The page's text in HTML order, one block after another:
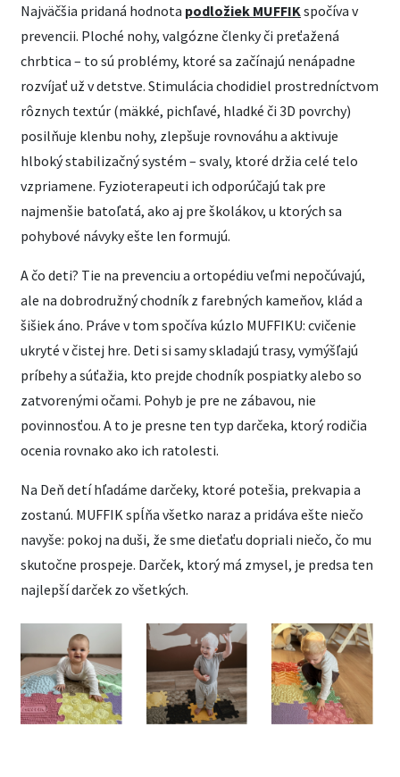
Najväčšia pridaná hodnota podložiek MUFFIK spočíva v
prevencii. Ploché nohy, valgózne členky či preťažená
chrbtica – to sú problémy, ktoré sa začínajú nenápadne
rozvíjať už v detstve. Stimulácia chodidiel prostredníctvom
rôznych textúr (mäkké, pichľavé, hladké či 3D povrchy)
posilňuje klenbu nohy, zlepšuje rovnováhu a aktivuje
hlboký stabilizačný systém – svaly, ktoré držia celé telo
vzpriamene. Fyzioterapeuti ich odporúčajú tak pre
najmenšie batoľatá, ako aj pre školákov, u ktorých sa
pohybové návyky ešte len formujú.
A čo deti? Tie na prevenciu a ortopédiu veľmi nepočúvajú,
ale na dobrodružný chodník z farebných kameňov, klád a
šišiek áno. Práve v tom spočíva kúzlo MUFFIKU: cvičenie
ukryté v čistej hre. Deti si samy skladajú trasy, vymýšľajú
príbehy a súťažia, kto prejde chodník pospiatky alebo so
zatvorenými očami. Pohyb je pre ne zábavou, nie
povinnosťou. A to je presne ten typ darčeka, ktorý rodičia
ocenia rovnako ako ich ratolesti.
Na Deň detí hľadáme darčeky, ktoré potešia, prekvapia a
zostanú. MUFFIK spĺňa všetko naraz a pridáva ešte niečo
navyše: pokoj na duši, že sme dieťaťu dopriali niečo, čo mu
skutočne prospeje. Darček, ktorý má zmysel, je predsa ten
najlepší darček zo všetkých.